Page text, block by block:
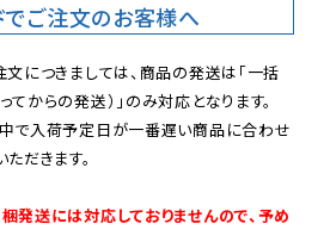
でご注文のお客様へ
文につきましては、商品の発送は「一括
からの発送）」のみ対応となります。
で入荷予定日が一番遅い商品に合わせ
だきます。
発送には対応しておりませんので、予め